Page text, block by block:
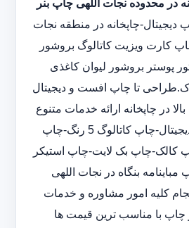
در محدوده نجات اللهی چاپ بنر
دیجیتال-چاپخانه در منطقه نجات
کارت ویزیت کاتالوگ بروشور
پوستر بروشور لیوان کاغذی
تا چاپ افست و دیجیتال
در چاپخانه ارائه خدمات متنوع
چاپی :چاپ افست-چاپ دیجیتال-چاپ کاتالوگ 5 رنگ-چاپ
چاپ بک لایت-چاپ استیکر
بنگاه در نجات اللهی
کلیه امور مشاوره و خدمات
چاپ با مناسب ترین قیمت ها